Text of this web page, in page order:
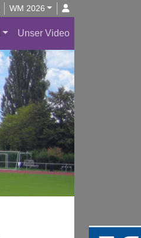
WM 2026
Unser Video